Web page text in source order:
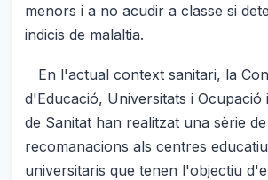
menors i a no acudir a classe si
indicis de malaltia.
En l'actual context sanitari, la
d'Educació, Universitats i Ocupació
de Sanitat han realitzat una sèrie de
recomanacions als centres
universitaris que tenen l'objectiu